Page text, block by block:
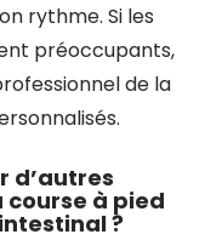
rythme. Si les
préoccupants,
de la
d’autres
à pied
?